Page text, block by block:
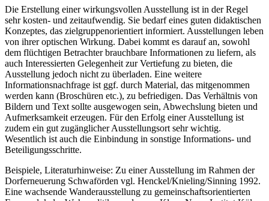
Die Erstellung einer wirkungsvollen Ausstellung ist in der Regel
sehr kosten- und zeitaufwendig. Sie bedarf eines guten didaktischen
Konzeptes, das zielgruppenorientiert informiert. Ausstellungen leben
von ihrer optischen Wirkung. Dabei kommt es darauf an, sowohl
dem flüchtigen Betrachter brauchbare Informationen zu liefern, als
auch Interessierten Gelegenheit zur Vertiefung zu bieten, die
Ausstellung jedoch nicht zu überladen. Eine weitere
Informationsnachfrage ist ggf. durch Material, das mitgenommen
werden kann (Broschüren etc.), zu befriedigen. Das Verhältnis von
Bildern und Text sollte ausgewogen sein, Abwechslung bieten und
Aufmerksamkeit erzeugen. Für den Erfolg einer Ausstellung ist
zudem ein gut zugänglicher Ausstellungsort sehr wichtig.
Wesentlich ist auch die Einbindung in sonstige Informations- und
Beteiligungsschritte.
Beispiele, Literaturhinweise: Zu einer Ausstellung im Rahmen der
Dorferneuerung Schwaförden vgl. Henckel/Knieling/Sinning 1992.
Eine wachsende Wanderausstellung zu gemeinschaftsorientierten